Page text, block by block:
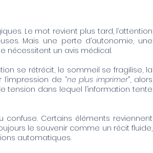
Le mot revient plus tard, l’attention
Mais une perte d’autonomie, une
nécessitent un avis médical.
se rétrécit, le sommeil se fragilise, la
de “ne plus imprimer”, alors
dans lequel l’information tente
Certains éléments reviennent
le souvenir comme un récit fluide,
automatiques.